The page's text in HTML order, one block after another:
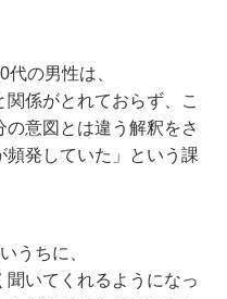
の男性は、
関係がとれておらず、こ
意図とは違う解釈をさ
頻発していた」という課
うちに、
聞いてくれるようになっ